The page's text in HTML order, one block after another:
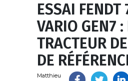
ESSAI FENDT
VARIO GEN7 :
TRACTEUR
DE
Matthieu